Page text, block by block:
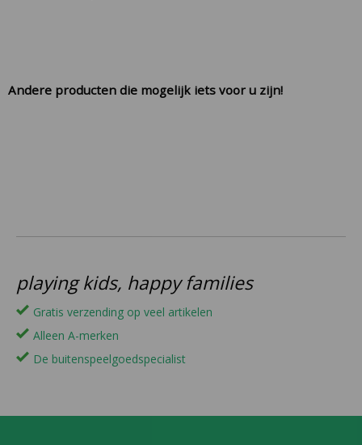
Andere producten die mogelijk iets voor u zijn!
playing kids, happy families
Gratis verzending op veel artikelen
Alleen A-merken
De buitenspeelgoedspecialist